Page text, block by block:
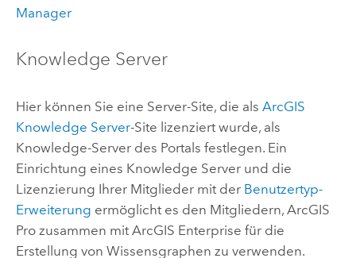
Manager
Knowledge Server
Hier können Sie eine Server-Site, die als ArcGIS
Knowledge Server-Site lizenziert wurde, als
Knowledge-Server des Portals festlegen. Ein
Einrichtung eines Knowledge Serverund die
Lizenzierung Ihrer Mitglieder mit der Benutzertyp-
Erweiterung ermöglicht es den Mitgliedern, ArcGIS
Prozusammen mit ArcGIS Enterprise für die
Erstellung von Wissensgraphen zu verwenden.